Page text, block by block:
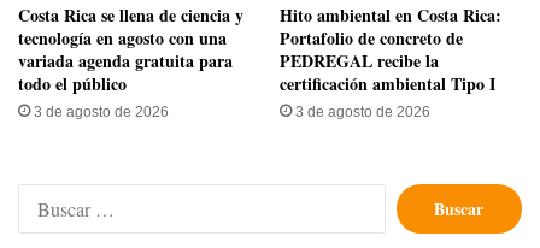
​Costa Rica se llena de ciencia y
tecnología en agosto con una
variada agenda gratuita para
todo el público
3 de agosto de 2026
Hito ambiental en Costa Rica:
Portafolio de concreto de
PEDREGAL recibe la
certificación ambiental Tipo I
3 de agosto de 2026
Buscar: